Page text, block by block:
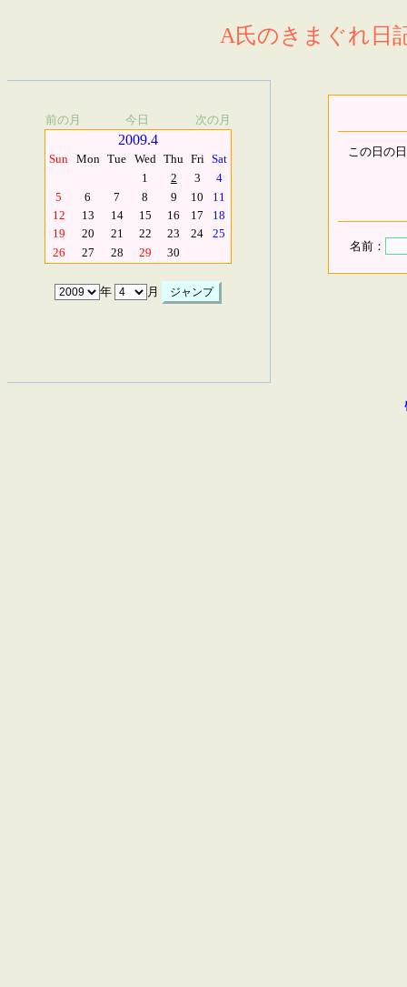
A氏のきまぐれ日
前の月 今日 次の月
2009.4
Sun Mon Tue Wed Thu Fri Sat
1
2 3
4
5
6 7 8 9 10
11
12
13 14 15 16 17
18
19
20 21 22 23 24
25
26
27 28 29 30
年 月
この日の
名前：